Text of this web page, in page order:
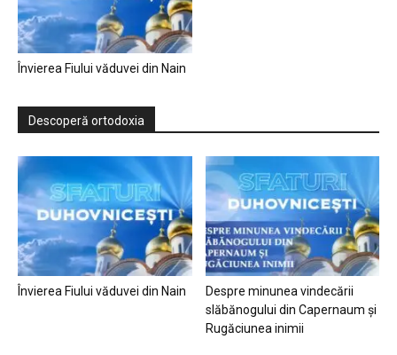
Învierea Fiului văduvei din Nain
Descoperă ortodoxia
Învierea Fiului văduvei din Nain
Despre minunea vindecării
slăbănogului din Capernaum și
Rugăciunea inimii